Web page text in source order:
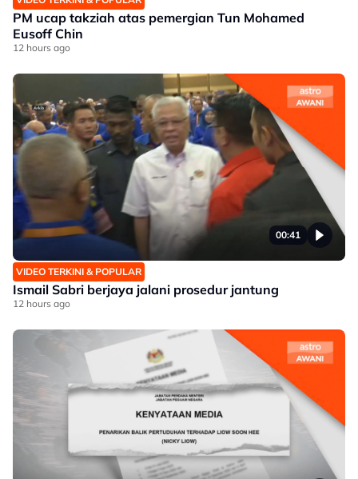
PM ucap takziah atas pemergian Tun Mohamed
Eusoff Chin
12 hours ago
00:41
VIDEO TERKINI & POPULAR
Ismail Sabri berjaya jalani prosedur jantung
12 hours ago